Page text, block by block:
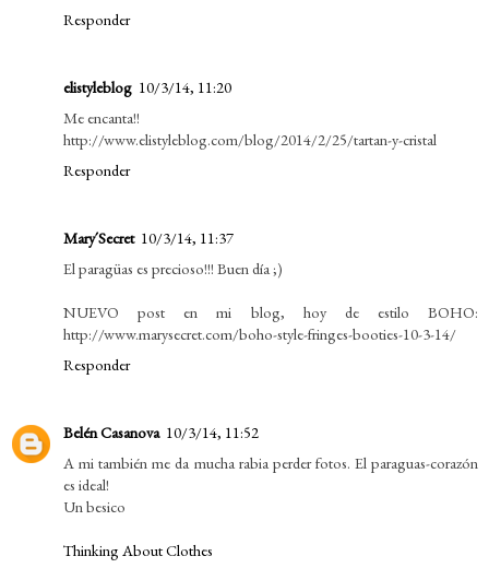
Responder
elistyleblog 10/3/14, 11:20
Me encanta!!
http://www.elistyleblog.com/blog/2014/2/25/tartan-y-cristal
Responder
Mary´Secret 10/3/14, 11:37
El paragüas es precioso!!! Buen día ;)
NUEVO post en mi blog, hoy de estilo BOHO:
http://www.marysecret.com/boho-style-fringes-booties-10-3-14/
Responder
Belén Casanova 10/3/14, 11:52
A mi también me da mucha rabia perder fotos. El paraguas-corazón
es ideal!
Un besico
Thinking About Clothes